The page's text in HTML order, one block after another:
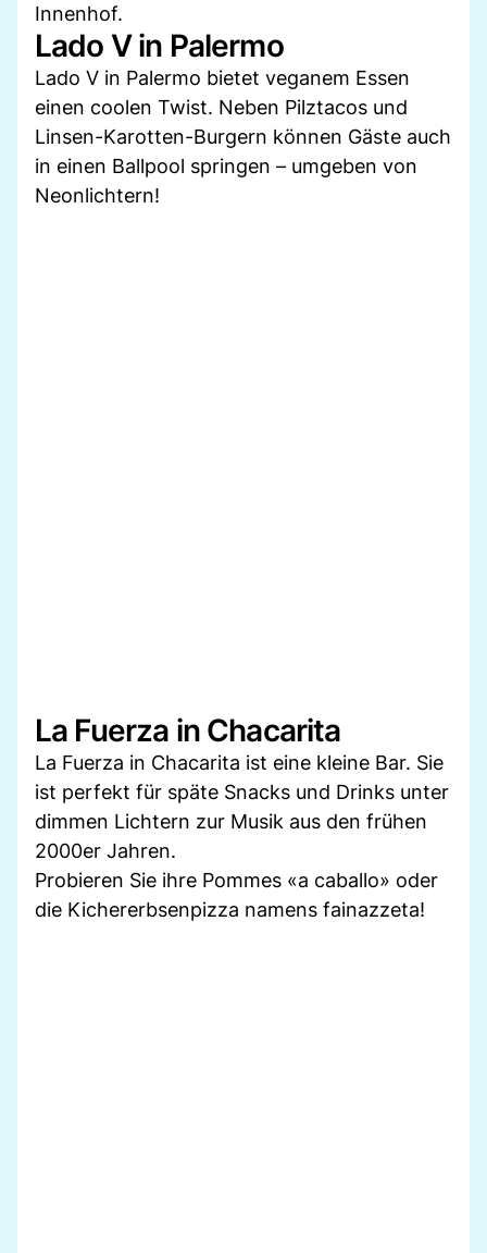
Innenhof.
Lado V in Palermo
Lado V in Palermo bietet veganem Essen
einen coolen Twist. Neben Pilztacos und
Linsen-Karotten-Burgern können Gäste auch
in einen Ballpool springen – umgeben von
Neonlichtern!
La Fuerza in Chacarita
La Fuerza in Chacarita ist eine kleine Bar. Sie
ist perfekt für späte Snacks und Drinks unter
dimmen Lichtern zur Musik aus den frühen
2000er Jahren.
Probieren Sie ihre Pommes «a caballo» oder
die Kichererbsenpizza namens fainazzeta!